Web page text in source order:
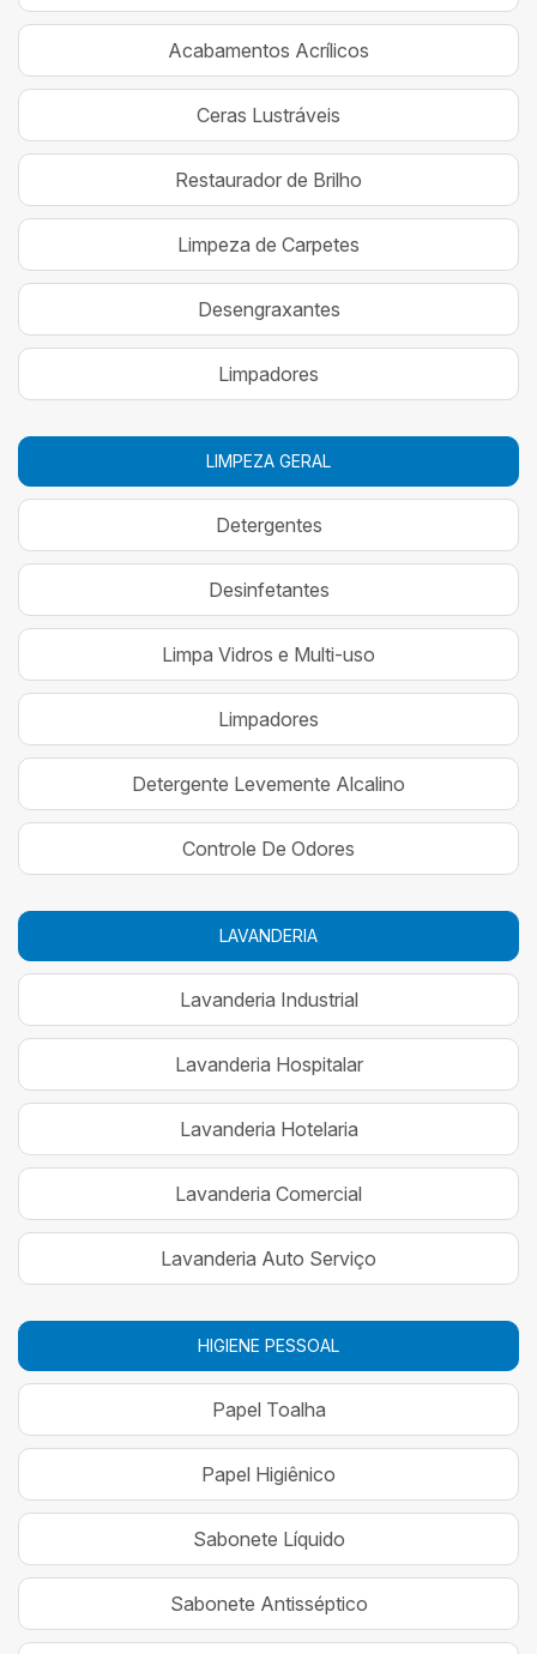
Acabamentos Acrílicos
Ceras Lustráveis
Restaurador de Brilho
Limpeza de Carpetes
Desengraxantes
Limpadores
LIMPEZA GERAL
Detergentes
Desinfetantes
Limpa Vidros e Multi-uso
Limpadores
Detergente Levemente Alcalino
Controle De Odores
LAVANDERIA
Lavanderia Industrial
Lavanderia Hospitalar
Lavanderia Hotelaria
Lavanderia Comercial
Lavanderia Auto Serviço
HIGIENE PESSOAL
Papel Toalha
Papel Higiênico
Sabonete Líquido
Sabonete Antisséptico